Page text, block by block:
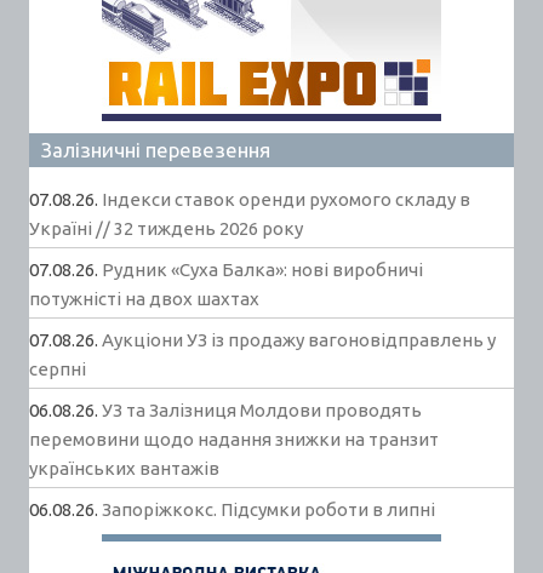
Залізничні перевезення
07.08.26. Індекси ставок оренди рухомого складу в
Україні // 32 тиждень 2026 року
07.08.26. Рудник «Суха Балка»: нові виробничі
потужністі на двох шахтах
07.08.26. Аукціони УЗ із продажу вагоновідправлень у
серпні
06.08.26. УЗ та Залізниця Молдови проводять
перемовини щодо надання знижки на транзит
українських вантажів
06.08.26. Запоріжкокс. Підсумки роботи в липні